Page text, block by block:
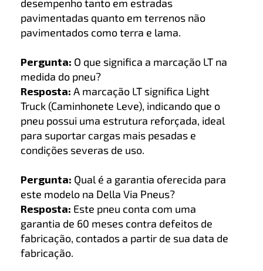
desempenho tanto em estradas
pavimentadas quanto em terrenos não
pavimentados como terra e lama.
Pergunta: O que significa a marcação LT na
medida do pneu?
Resposta: A marcação LT significa Light
Truck (Caminhonete Leve), indicando que o
pneu possui uma estrutura reforçada, ideal
para suportar cargas mais pesadas e
condições severas de uso.
Pergunta: Qual é a garantia oferecida para
este modelo na Della Via Pneus?
Resposta: Este pneu conta com uma
garantia de 60 meses contra defeitos de
fabricação, contados a partir de sua data de
fabricação.